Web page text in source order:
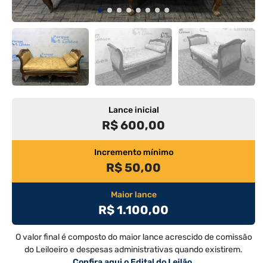
Lance inicial
R$ 600,00
Incremento mínimo
R$ 50,00
Maior lance
R$ 1.100,00
O valor final é composto do maior lance acrescido de comissão
do Leiloeiro e despesas administrativas quando existirem.